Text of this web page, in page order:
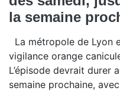
la semaine
La métropole de Lyon
vigilance orange
L’épisode devrait durer
semaine prochaine,